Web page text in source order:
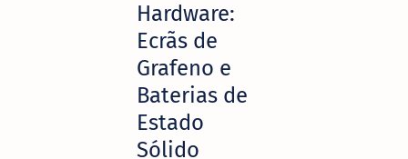
Hardware:
Ecrãs de
Grafeno e
Baterias de
Estado
Sólido